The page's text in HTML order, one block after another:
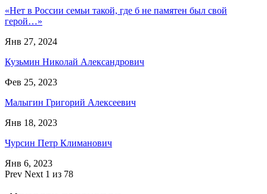
«Нет в России семьи такой, где б не памятен был свой
герой…»
Янв 27, 2024
Кузьмин Николай Александрович
Фев 25, 2023
Малыгин Григорий Алексеевич
Янв 18, 2023
Чурсин Петр Климанович
Янв 6, 2023
Prev Next 1 из 78